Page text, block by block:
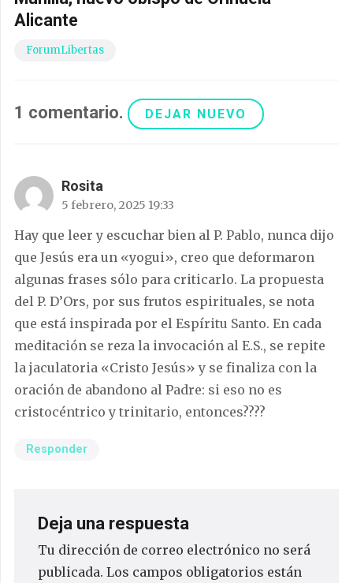
Alicante
ForumLibertas
1 comentario. DEJAR NUEVO
Rosita
5 febrero, 2025 19:33
Hay que leer y escuchar bien al P. Pablo, nunca dijo
que Jesús era un «yogui», creo que deformaron
algunas frases sólo para criticarlo. La propuesta
del P. D’Ors, por sus frutos espirituales, se nota
que está inspirada por el Espíritu Santo. En cada
meditación se reza la invocación al E.S., se repite
la jaculatoria «Cristo Jesús» y se finaliza con la
oración de abandono al Padre: si eso no es
cristocéntrico y trinitario, entonces????
Responder
Deja una respuesta
Tu dirección de correo electrónico no será
publicada. Los campos obligatorios están